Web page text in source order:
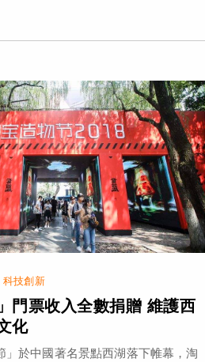
科技創新
門票收入全數捐贈 維護西
化
」於中國著名景點西湖落下帷幕，淘